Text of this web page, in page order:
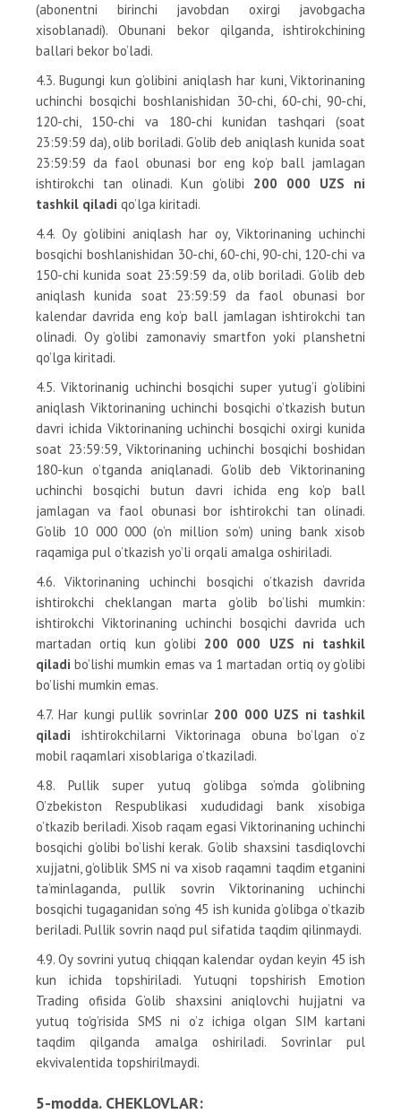
(abonentni birinchi javobdan oxirgi javobgacha
xisoblanadi). Obunani bekor qilganda, ishtirokchining
ballari bekor bo’ladi.
4.3. Bugungi kun g’olibini aniqlash har kuni, Viktorinaning
uchinchi bosqichi boshlanishidan 30-chi, 60-chi, 90-chi,
120-chi, 150-chi va 180-chi kunidan tashqari (soat
23:59:59 da), olib boriladi. G’olib deb aniqlash kunida soat
23:59:59 da faol obunasi bor eng ko’p ball jamlagan
ishtirokchi tan olinadi. Kun g’olibi 200 000 UZS ni
tashkil qiladi qo’lga kiritadi.
4.4. Oy g’olibini aniqlash har oy, Viktorinaning uchinchi
bosqichi boshlanishidan 30-chi, 60-chi, 90-chi, 120-chi va
150-chi kunida soat 23:59:59 da, olib boriladi. G’olib deb
aniqlash kunida soat 23:59:59 da faol obunasi bor
kalendar davrida eng ko’p ball jamlagan ishtirokchi tan
olinadi. Oy g’olibi zamonaviy smartfon yoki planshetni
qo’lga kiritadi.
4.5. Viktorinanig uchinchi bosqichi super yutug’i g’olibini
aniqlash Viktorinaning uchinchi bosqichi o’tkazish butun
davri ichida Viktorinaning uchinchi bosqichi oxirgi kunida
soat 23:59:59, Viktorinaning uchinchi bosqichi boshidan
180-kun o’tganda aniqlanadi. G’olib deb Viktorinaning
uchinchi bosqichi butun davri ichida eng ko’p ball
jamlagan va faol obunasi bor ishtirokchi tan olinadi.
G’olib 10 000 000 (o’n million so’m) uning bank xisob
raqamiga pul o’tkazish yo’li orqali amalga oshiriladi.
4.6. Viktorinaning uchinchi bosqichi o’tkazish davrida
ishtirokchi cheklangan marta g’olib bo’lishi mumkin:
ishtirokchi Viktorinaning uchinchi bosqichi davrida uch
martadan ortiq kun g’olibi 200 000 UZS ni tashkil
qiladi bo’lishi mumkin emas va 1 martadan ortiq oy g’olibi
bo’lishi mumkin emas.
4.7. Har kungi pullik sovrinlar 200 000 UZS ni tashkil
qiladi ishtirokchilarni Viktorinaga obuna bo’lgan o’z
mobil raqamlari xisoblariga o’tkaziladi.
4.8. Pullik super yutuq g’olibga so’mda g’olibning
O’zbekiston Respublikasi xududidagi bank xisobiga
o’tkazib beriladi. Xisob raqam egasi Viktorinaning uchinchi
bosqichi g’olibi bo’lishi kerak. G’olib shaxsini tasdiqlovchi
xujjatni, g’oliblik SMS ni va xisob raqamni taqdim etganini
ta’minlaganda, pullik sovrin Viktorinaning uchinchi
bosqichi tugaganidan so’ng 45 ish kunida g’olibga o’tkazib
beriladi. Pullik sovrin naqd pul sifatida taqdim qilinmaydi.
4.9. Oy sovrini yutuq chiqqan kalendar oydan keyin 45 ish
kun ichida topshiriladi. Yutuqni topshirish Emotion
Trading ofisida G’olib shaxsini aniqlovchi hujjatni va
yutuq to’g’risida SMS ni o’z ichiga olgan SIM kartani
taqdim qilganda amalga oshiriladi. Sovrinlar pul
ekvivalentida topshirilmaydi.
5-modda. CHEKLOVLAR: